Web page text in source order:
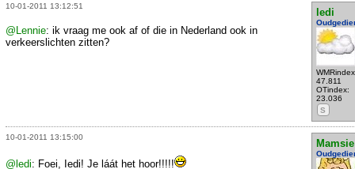
10-01-2011 13:12:51
ledi
47.811
OTindex:
23.036
S
@Lennie: ik vraag me ook af of die in Nederland ook in
verkeerslichten zitten?
10-01-2011 13:15:00
Mamsie
@ledi: Foei, Iedi! Je láát het hoor!!!!!